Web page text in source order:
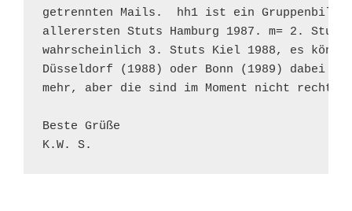
getrennten Mails.  hh1 ist ein Gruppenbild
allerersten Stuts Hamburg 1987. m= 2. Stuts
wahrscheinlich 3. Stuts Kiel 1988, es
Düsseldorf (1988) oder Bonn (1989) dabei
mehr, aber die sind im Moment nicht recht
Beste Grüße